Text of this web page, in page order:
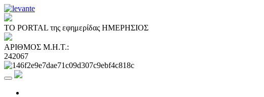
ΤΟ PORTAL της εφημερίδας ΗΜΕΡΗΣΙΟΣ
ΑΡΙΘΜΟΣ Μ.Η.Τ.:
242067